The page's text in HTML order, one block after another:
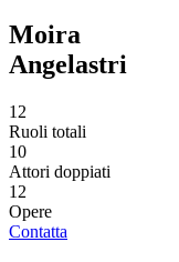
Moira
Angelastri
12
Ruoli totali
10
Attori doppiati
12
Opere
Contatta